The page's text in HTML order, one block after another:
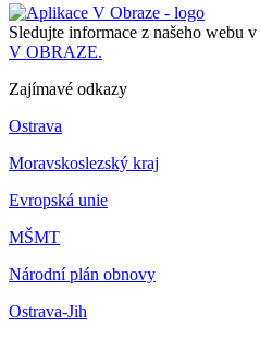
Sledujte informace z našeho webu v
V OBRAZE.
Zajímavé odkazy
Ostrava
Moravskoslezský kraj
Evropská unie
MŠMT
Národní plán obnovy
Ostrava-Jih